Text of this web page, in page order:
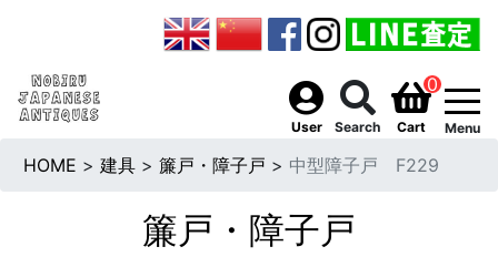
User Search
0
Cart Menu
HOME > 建具 > 簾戸・障子戸 > 中型障子戸 F229
簾戸・障子戸